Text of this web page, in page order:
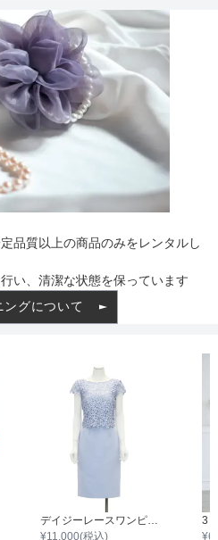
品質以上の商品のみをレンタルし
い、清潔な状態を保っています
ングについて
デイジーレースワンピース
¥11,000(税込) ¥